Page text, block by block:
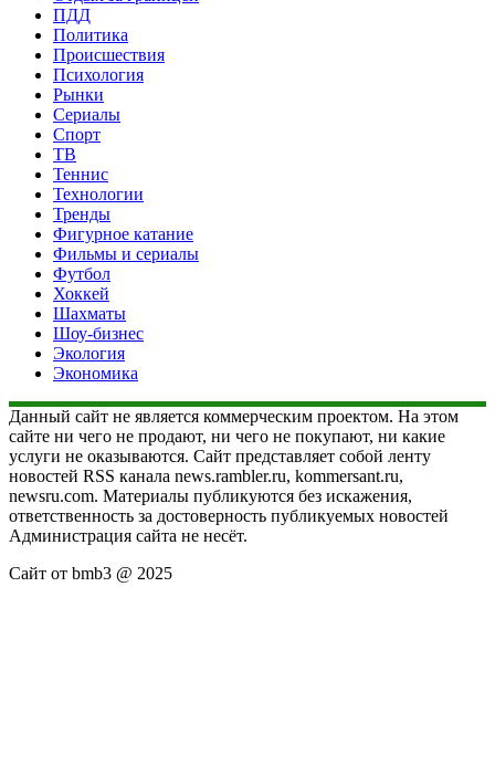
ПДД
Политика
Происшествия
Психология
Рынки
Сериалы
Спорт
ТВ
Теннис
Технологии
Тренды
Фигурное катание
Фильмы и сериалы
Футбол
Хоккей
Шахматы
Шоу-бизнес
Экология
Экономика
Данный сайт не является коммерческим проектом. На этом
сайте ни чего не продают, ни чего не покупают, ни какие
услуги не оказываются. Сайт представляет собой ленту
новостей RSS канала news.rambler.ru, kommersant.ru,
newsru.com. Материалы публикуются без искажения,
ответственность за достоверность публикуемых новостей
Администрация сайта не несёт.
Сайт от bmb3 @ 2025